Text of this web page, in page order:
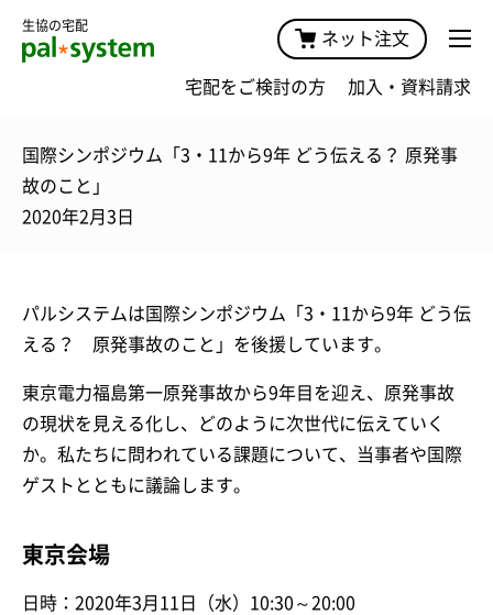
生協の宅配
ネット注文
宅配をご検討の方 加入・資料請求
国際シンポジウム「3・11から9年 どう伝える？ 原発事
故のこと」
2020年2月3日
パルシステムは国際シンポジウム「3・11から9年 どう伝
える？ 原発事故のこと」を後援しています。
東京電力福島第一原発事故から9年目を迎え、原発事故
の現状を見える化し、どのように次世代に伝えていく
か。私たちに問われている課題について、当事者や国際
ゲストとともに議論します。
東京会場
日時：2020年3月11日（水）10:30～20:00